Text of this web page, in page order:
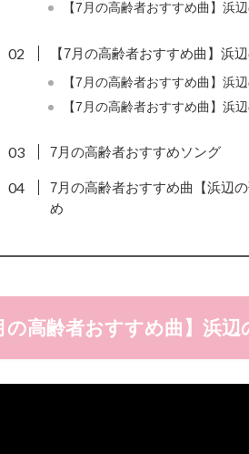
【7月の高齢者おすすめ曲】浜
【7月の高齢者おすすめ曲】浜
【7月の高齢者おすすめ曲】浜
【7月の高齢者おすすめ曲】浜
7月の高齢者おすすめソング
7月の高齢者おすすめ曲【浜辺
め
の高齢者おすすめ曲】浜